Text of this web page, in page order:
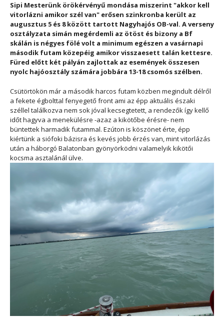
Sipi Mesterünk örökérvényű mondása miszerint "akkor kell
vitorlázni amikor szél van" erősen szinkronba került az
augusztus 5 és 8 között tartott Nagyhajós OB-val. A verseny
osztályzata simán megérdemli az ötöst és bizony a Bf
skálán is négyes fölé volt a minimum egészen a vasárnapi
második futam közepéig amikor visszaesett talán kettesre.
Füred előtt két pályán zajlottak az események összesen
nyolc hajóosztály számára jobbára 13-18 csomós szélben.
Csütörtökön már a második harcos futam közben megindult délről
a fekete égbolttal fenyegető front ami az épp aktuális északi
széllel találkozva nem sok jóval kecsegtetett, a rendezők így kellő
időt hagyva a menekülésre -azaz a kikötőbe érésre- nem
büntettek harmadik futammal. Ezúton is köszönet érte, épp
kiértünk a siófoki bázisra és kevés jobb érzés van, mint vitorlázás
után a háborgó Balatonban gyönyörködni valamelyik kikötői
kocsma asztalánál ülve.